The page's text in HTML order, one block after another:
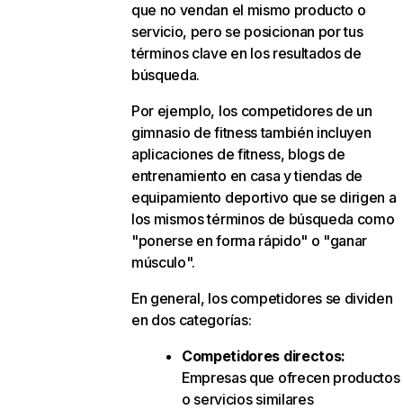
que no vendan el mismo producto o
servicio, pero se posicionan por tus
términos clave en los resultados de
búsqueda.
Por ejemplo, los competidores de un
gimnasio de fitness también incluyen
aplicaciones de fitness, blogs de
entrenamiento en casa y tiendas de
equipamiento deportivo que se dirigen a
los mismos términos de búsqueda como
"ponerse en forma rápido" o "ganar
músculo".
En general, los competidores se dividen
en dos categorías:
Competidores directos:
Empresas que ofrecen productos
o servicios similares